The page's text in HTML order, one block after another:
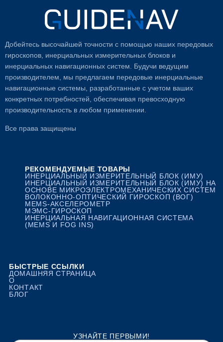
Добейтесь высочайшей точности с помощью наших передовых
гироскопов, инерциальных измерительных блоков и
инерциальных навигационных систем. Будучи ведущим
производителем, мы предлагаем передовые инерциальные
навигационные системы, разработанные с учетом ваших
конкретных потребностей, обеспечивая превосходную
производительность в любом применении.
Все права защищены
РЕКОМЕНДУЕМЫЕ ТОВАРЫ
ИНЕРЦИАЛЬНЫЙ ИЗМЕРИТЕЛЬНЫЙ БЛОК (ИМУ)
ИНЕРЦИАЛЬНЫЙ ИЗМЕРИТЕЛЬНЫЙ БЛОК (ИМУ) НА
ОСНОВЕ МИКРОЭЛЕКТРОМЕХАНИЧЕСКИХ СИСТЕМ
ВОЛОКОННО-ОПТИЧЕСКИЙ ГИРОСКОП (ВОГ)
MEMS-АКСЕЛЕРОМЕТР
МЭМС-ГИРОСКОП
ИНЕРЦИАЛЬНАЯ НАВИГАЦИОННАЯ СИСТЕМА
(MEMS И FOG INS)
БЫСТРЫЕ ССЫЛКИ
ДОМАШНЯЯ СТРАНИЦА
О
КОНТАКТ
БЛОГ
УЗНАЙТЕ ПЕРВЫМИ!